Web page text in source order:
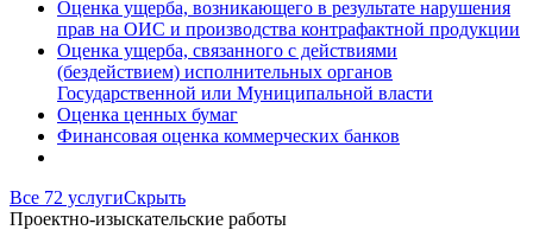
Оценка ущерба, возникающего в результате нарушения
прав на ОИС и производства контрафактной продукции
Оценка ущерба, связанного с действиями
(бездействием) исполнительных органов
Государственной или Муниципальной власти
Оценка ценных бумаг
Финансовая оценка коммерческих банков
Все 72 услугиСкрыть
Проектно-изыскательские работы